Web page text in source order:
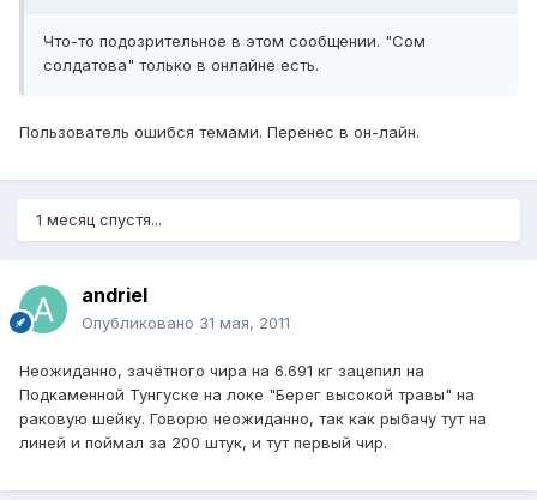
Что-то подозрительное в этом сообщении. "Сом
солдатова" только в онлайне есть.
Пользователь ошибся темами. Перенес в он-лайн.
1 месяц спустя...
andriel
Опубликовано 31 мая, 2011
Неожиданно, зачётного чира на 6.691 кг зацепил на
Подкаменной Тунгуске на локе "Берег высокой травы" на
раковую шейку. Говорю неожиданно, так как рыбачу тут на
линей и поймал за 200 штук, и тут первый чир.